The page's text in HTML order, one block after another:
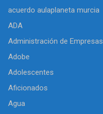
acuerdo aulaplaneta murcia
ADA
Administración de Empresas
Adobe
Adolescentes
Aficionados
Agua